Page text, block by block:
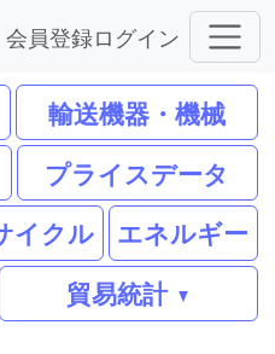
会員登録ログイン
輸送機器・機械
プライスデータ
イクル
エネルギー
貿易統計